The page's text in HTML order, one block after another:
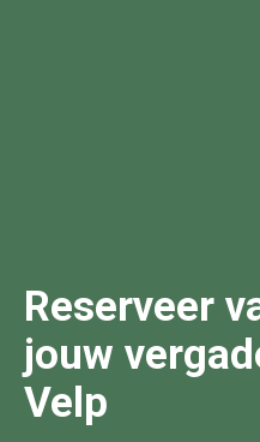
Reserveer
jouw
Velp